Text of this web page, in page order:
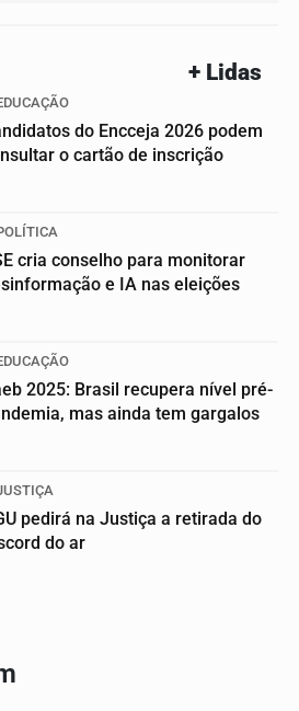
+ Lidas
do Encceja 2026 podem
o cartão de inscrição
cria conselho para monitorar
e IA nas eleições
2025: Brasil recupera nível pré-
mas ainda tem gargalos
pedirá na Justiça a retirada do
do ar